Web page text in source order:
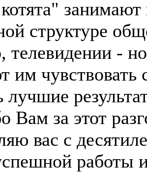
структуре
телевидении -
им чувствовать
лучшие
Вам за этот
вас с
работы